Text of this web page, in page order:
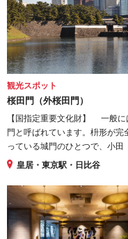
観光スポット
桜田門（外桜田門）
【国指定重要文化財】 一般に
門と呼ばれています。枡形が完
っている城門のひとつで、小田
皇居・東京駅・日比谷